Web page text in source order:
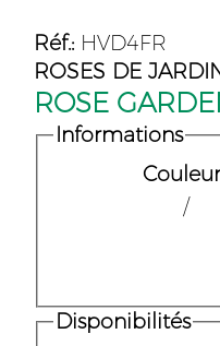
Réf.:HVD4FR
ROSES DE
ROSE
Informations
/
Disponibilités